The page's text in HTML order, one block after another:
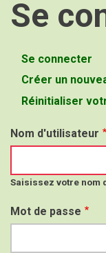
D'ARIANE
Se
Onglets
principaux
Se connecter
Créer un
Réinitialiser
Nom d'utilisateur
Saisissez votre nom
Mot de passe